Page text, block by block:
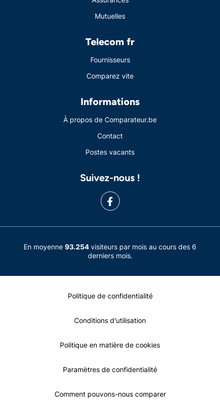
Mutuelles
Telecom fr
Fournisseurs
Comparez vite
Informations
À propos de Comparateur.be
Contact
Postes vacants
Suivez-nous !
En moyenne 93.254 visiteurs par mois au cours des 6
derniers mois.
Politique de confidentialité
Conditions d'utilisation
Politique en matière de cookies
Paramètres de confidentialité
Comment pouvons-nous comparer